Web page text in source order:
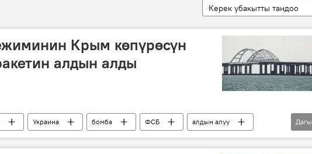
Керек убакытты тандоо
Крым көпүрөсүн
алдын алды
Украина бомба ФСБ
алдын алуу
боюнча атайын операциясы
Дагы